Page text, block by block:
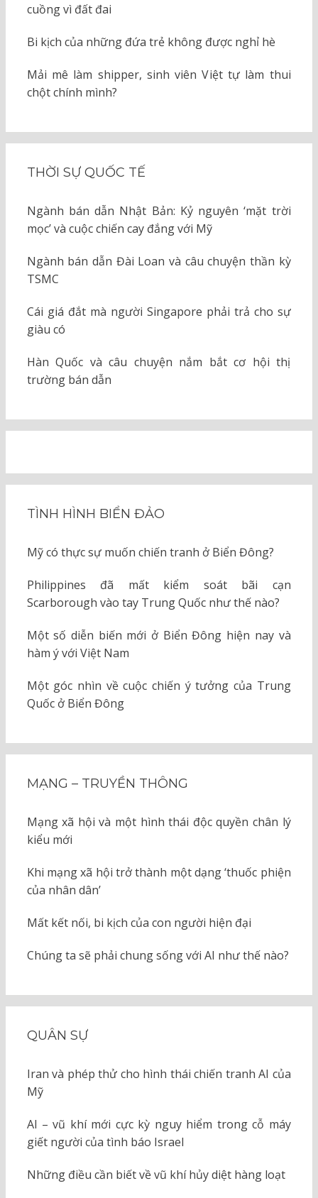
cuồng vì đất đai
Bi kịch của những đứa trẻ không được nghỉ hè
Mải mê làm shipper, sinh viên Việt tự làm thui
chột chính mình?
THỜI SỰ QUỐC TẾ
Ngành bán dẫn Nhật Bản: Kỷ nguyên ‘mặt trời
mọc’ và cuộc chiến cay đắng với Mỹ
Ngành bán dẫn Đài Loan và câu chuyện thần kỳ
TSMC
Cái giá đắt mà người Singapore phải trả cho sự
giàu có
Hàn Quốc và câu chuyện nắm bắt cơ hội thị
trường bán dẫn
TÌNH HÌNH BIỂN ĐẢO
Mỹ có thực sự muốn chiến tranh ở Biển Đông?
Philippines đã mất kiểm soát bãi cạn
Scarborough vào tay Trung Quốc như thế nào?
Một số diễn biến mới ở Biển Đông hiện nay và
hàm ý với Việt Nam
Một góc nhìn về cuộc chiến ý tưởng của Trung
Quốc ở Biển Đông
MẠNG – TRUYỀN THÔNG
Mạng xã hội và một hình thái độc quyền chân lý
kiểu mới
Khi mạng xã hội trở thành một dạng ‘thuốc phiện
của nhân dân’
Mất kết nối, bi kịch của con người hiện đại
Chúng ta sẽ phải chung sống với AI như thế nào?
QUÂN SỰ
Iran và phép thử cho hình thái chiến tranh AI của
Mỹ
AI – vũ khí mới cực kỳ nguy hiểm trong cỗ máy
giết người của tình báo Israel
Những điều cần biết về vũ khí hủy diệt hàng loạt